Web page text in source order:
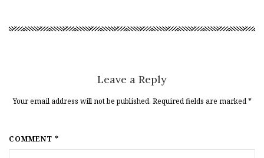
Leave a Reply
Your email address will not be published. Required fields are marked*
COMMENT *